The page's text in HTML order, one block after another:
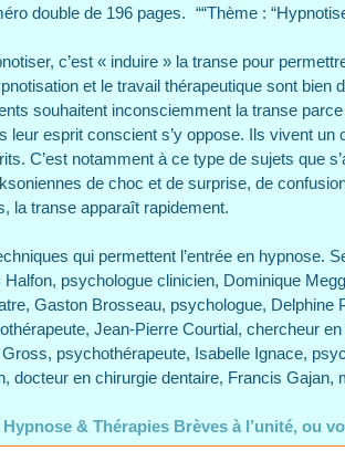
double de 196 pages. ““Thème :
c’est « induire » la transe pour
et le travail thérapeutique sont
souhaitent inconsciemment la transe
leur esprit conscient s’y oppose. Ils vivent un
C’est notamment à ce type de sujets que
de choc et de surprise, de
la transe apparaît rapidement.
qui permettent l’entrée en hypnose.
psychologue clinicien, Dominique
Gaston Brosseau, psychologue, Delphine
Jean-Pierre Courtial, chercheur
psychothérapeute, Isabelle Ignace,
docteur en chirurgie dentaire, Francis Gajan,
& Thérapies Brèves à l’unité, ou